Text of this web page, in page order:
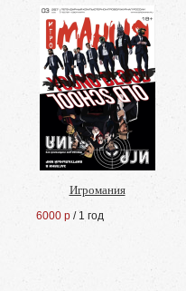
Игромания
6000 р / 1 год